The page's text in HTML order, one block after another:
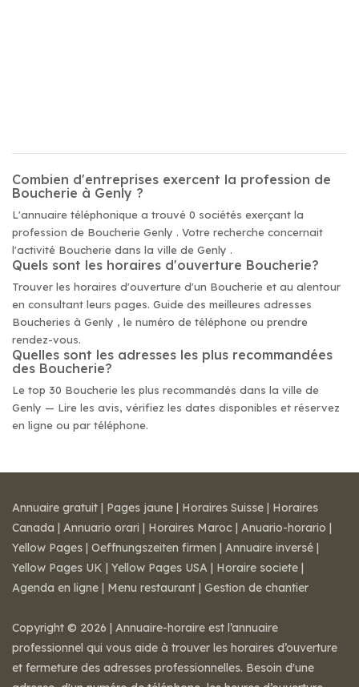
Combien d'entreprises exercent la profession de
Boucherie à Genly ?
L'annuaire téléphonique a trouvé 0 sociétés exerçant la
profession de Boucherie Genly . Votre recherche concernait
l'activité Boucherie dans la ville de Genly .
Quels sont les horaires d'ouverture Boucherie?
Trouver les horaires d'ouverture d'un Boucherie et au alentour
en consultant leurs pages. Guide des meilleures adresses
Boucheries à Genly , le numéro de téléphone ou prendre
rendez-vous.
Quelles sont les adresses les plus recommandées
des Boucherie?
Le top 30 Boucherie les plus recommandés dans la ville de
Genly — Lire les avis, vérifiez les dates disponibles et réservez
en ligne ou par téléphone.
Annuaire gratuit | Pages jaune | Horaires Suisse | Horaires
Canada | Annuario orari | Horaires Maroc | Anuario-horario |
Yellow Pages | Oeffnungszeiten firmen | Annuaire inversé |
Yellow Pages UK | Yellow Pages USA | Horaire societe |
Agenda en ligne | Menu restaurant | Gestion de chantier
Copyright © 2026 | Annuaire-horaire est l’annuaire
professionnel qui vous aide à trouver les horaires d’ouverture
et fermeture des adresses professionnelles. Besoin d'une